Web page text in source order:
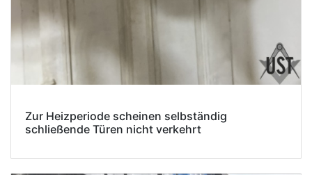
Zur Heizperiode scheinen selbständig
schließende Türen nicht verkehrt